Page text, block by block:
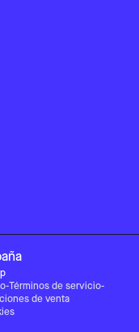
-Términos de servicio-
de venta